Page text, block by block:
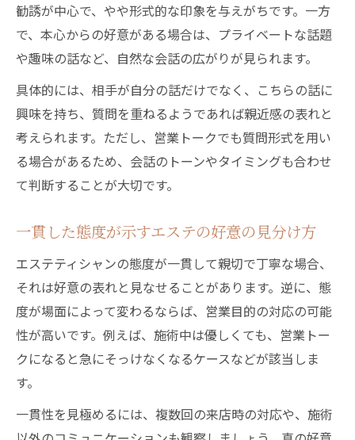
エステのサービスを楽しむための意識改革
安心してエステを楽しむコツと心得
エステを信頼して楽しむための心構え
過度な期待や誤解を防ぐためのコツ
好意のサインに一喜一憂しない楽しみ方
健全な距離感を保つエステの利用術
自分に合ったエステ選びの基準とポイント
勧誘が中心で、やや形式的な印象を与えがちです。一方
で、本心からの好意がある場合は、プライベートな話題
や趣味の話など、自然な会話の広がりが見られます。
具体的には、相手が自分の話だけでなく、こちらの話に
興味を持ち、質問を重ねるようであれば親近感の表れと
考えられます。ただし、営業トークでも質問形式を用い
る場合があるため、会話のトーンやタイミングも合わせ
て判断することが大切です。
一貫した態度が示すエステの好意の見分け方
エステティシャンの態度が一貫して親切で丁寧な場合、
それは好意の表れと見なせることがあります。逆に、態
度が場面によって変わるならば、営業目的の対応の可能
性が高いです。例えば、施術中は優しくても、営業トー
クになると急にそっけなくなるケースなどが該当しま
す。
一貫性を見極めるには、複数回の来店時の対応や、施術